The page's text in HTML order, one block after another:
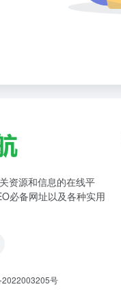
资源和信息的在线平
必备网址以及各种实用
2022003205号